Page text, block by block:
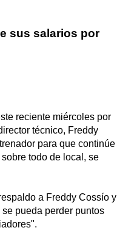
sus salarios por
reciente miércoles por
técnico, Freddy
para que continúe
todo de local, se
a Freddy Cossío y
pueda perder puntos